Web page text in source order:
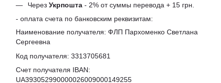
Через Укрпошта - 2% от суммы перевода + 15 грн.
- оплата счета по банковским реквизитам:
Наименование получателя: ФЛП Пархоменко Светлана
Сергеевна
Код получателя: 3313705681
Счет получателя IBAN:
UA393052990000026009000149255